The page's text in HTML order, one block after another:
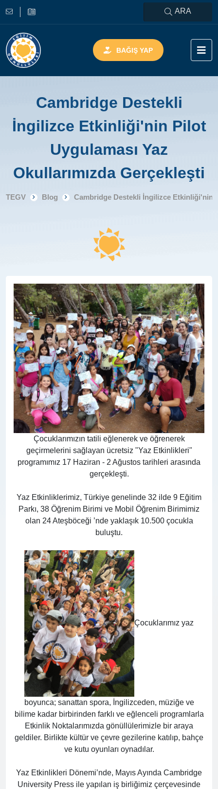
ARA
BAĞIŞ YAP
Cambridge Destekli
İngilizce Etkinliği'nin Pilot
Uygulaması Yaz
Okullarımızda Gerçekleşti
TEGV Blog Cambridge Destekli İngilizce Etkinliği'nin
Çocuklarımızın tatili eğlenerek ve öğrenerek
geçirmelerini sağlayan ücretsiz "Yaz Etkinlikleri"
programımız 17 Haziran - 2 Ağustos tarihleri arasında
gerçekleşti.
Yaz Etkinliklerimiz, Türkiye genelinde 32 ilde 9 Eğitim
Parkı, 38 Öğrenim Birimi ve Mobil Öğrenim Birimimiz
olan 24 Ateşböceği ’nde yaklaşık 10.500 çocukla
buluştu.
Çocuklarımız yaz
boyunca; sanattan spora, İngilizceden, müziğe ve
bilime kadar birbirinden farklı ve eğlenceli programlarla
Etkinlik Noktalarımızda gönüllülerimizle bir araya
geldiler. Birlikte kültür ve çevre gezilerine katılıp, bahçe
ve kutu oyunları oynadılar.
Yaz Etkinlikleri Dönemi’nde, Mayıs Ayında Cambridge
University Press ile yapılan iş birliğimiz çerçevesinde